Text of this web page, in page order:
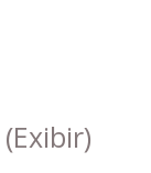
(Exibir)